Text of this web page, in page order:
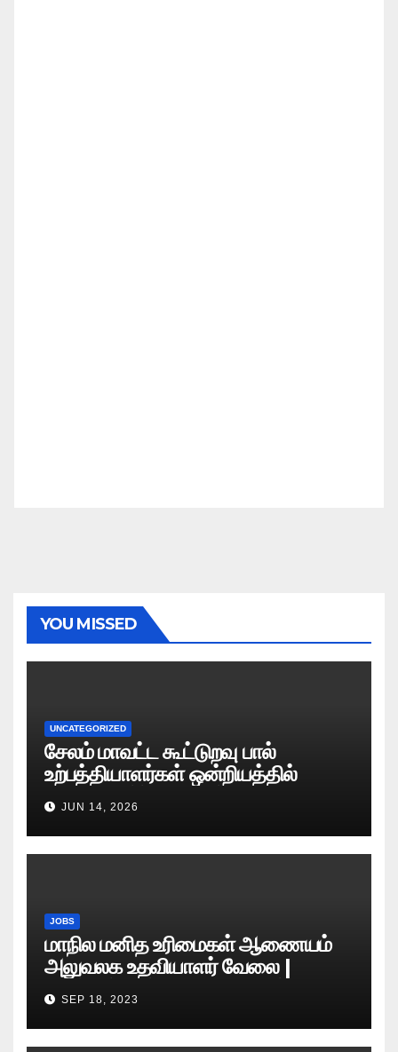
YOU MISSED
UNCATEGORIZED
சேலம் மாவட்ட கூட்டுறவு பால்
உற்பத்தியாளர்கள் ஒன்றியத்தில்
வேலைவாய்ப்பு அறிவிப்பு 2026
JUN 14, 2026
JOBS
மாநில மனித உரிமைகள் ஆணையம்
அலுவலக உதவியாளர் வேலை |
எழுத்துத் தேர்வு தேதி அறிவிப்பு..?
SEP 18, 2023